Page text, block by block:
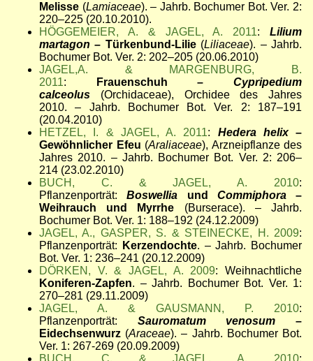
Melisse (Lamiaceae). – Jahrb. Bochumer Bot. Ver. 2:
220–225 (20.10.2010).
HÖGGEMEIER, A. & JAGEL, A. 2011:Lilium
martagon– Türkenbund-Lilie (Liliaceae). – Jahrb.
Bochumer Bot. Ver. 2: 202–205 (20.06.2010)
JAGEL,A. & MARGENBURG, B.
2011: Frauenschuh –Cypripedium
calceolus (Orchidaceae), Orchidee des Jahres
2010. – Jahrb. Bochumer Bot. Ver. 2: 187–191
(20.04.2010)
HETZEL, I. & JAGEL, A. 2011: Hedera helix –
Gewöhnlicher Efeu (Araliaceae), Arzneipflanze des
Jahres 2010. – Jahrb. Bochumer Bot. Ver. 2: 206–
214 (23.02.2010)
BUCH, C. & JAGEL, A. 2010:
Pflanzenporträt:Boswellia und Commiphora –
Weihrauch und Myrrhe (Burserace). – Jahrb.
Bochumer Bot. Ver. 1: 188–192 (24.12.2009)
JAGEL, A., GASPER, S. & STEINECKE, H. 2009:
Pflanzenporträt:
Kerzendochte. – Jahrb. Bochumer
Bot. Ver. 1: 236–241 (20.12.2009)
DÖRKEN, V. & JAGEL, A. 2009: Weihnachtliche
Koniferen-Zapfen. – Jahrb. Bochumer Bot. Ver. 1:
270–281 (29.11.2009)
JAGEL, A. & GAUSMANN, P. 2010:
Pflanzenporträt: Sauromatum venosum–
Eidechsenwurz (Araceae). – Jahrb. Bochumer Bot.
Ver. 1: 267-269 (20.09.2009)
BUCH, C. & JAGEL, A. 2010: